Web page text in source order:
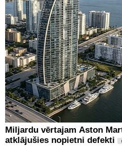
Miljardu vērtajam Aston
atklājušies nopietni defekti